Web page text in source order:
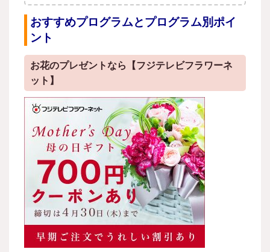
おすすめプログラムとプログラム別ポイ
ント
お花のプレゼントなら【フジテレビフラワーネ
ット】